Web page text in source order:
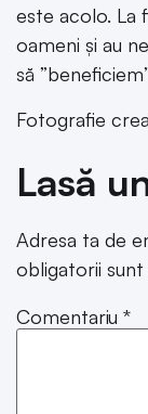
este acolo. La
oameni și au
să
Fotografie
Lasă
Adresa ta de
obligatorii
Comentariu *